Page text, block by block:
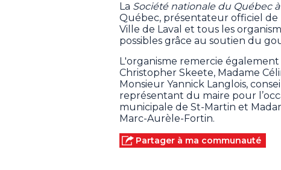
La Société nationale du Québec à
Québec, présentateur officiel de
Ville de Laval et tous les
possibles grâce au soutien du
L'organisme remercie
Christopher Skeete, Madame
Monsieur Yannick Langlois,
représentant du maire pour
municipale de St-Martin et
Marc-Aurèle-Fortin.
Partager à ma communauté